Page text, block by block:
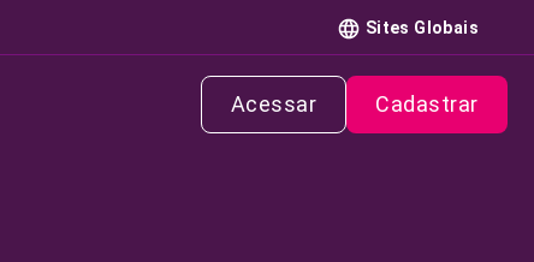
Sites Globais
Acessar Cadastrar